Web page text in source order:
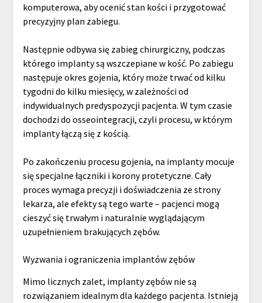
komputerowa, aby ocenić stan kości i przygotować
precyzyjny plan zabiegu.
Następnie odbywa się zabieg chirurgiczny, podczas
którego implanty są wszczepiane w kość. Po zabiegu
następuje okres gojenia, który może trwać od kilku
tygodni do kilku miesięcy, w zależności od
indywidualnych predyspozycji pacjenta. W tym czasie
dochodzi do osseointegracji, czyli procesu, w którym
implanty łączą się z kością.
Po zakończeniu procesu gojenia, na implanty mocuje
się specjalne łączniki i korony protetyczne. Cały
proces wymaga precyzji i doświadczenia ze strony
lekarza, ale efekty są tego warte – pacjenci mogą
cieszyć się trwałym i naturalnie wyglądającym
uzupełnieniem brakujących zębów.
Wyzwania i ograniczenia implantów zębów
Mimo licznych zalet, implanty zębów nie są
rozwiązaniem idealnym dla każdego pacjenta. Istnieją